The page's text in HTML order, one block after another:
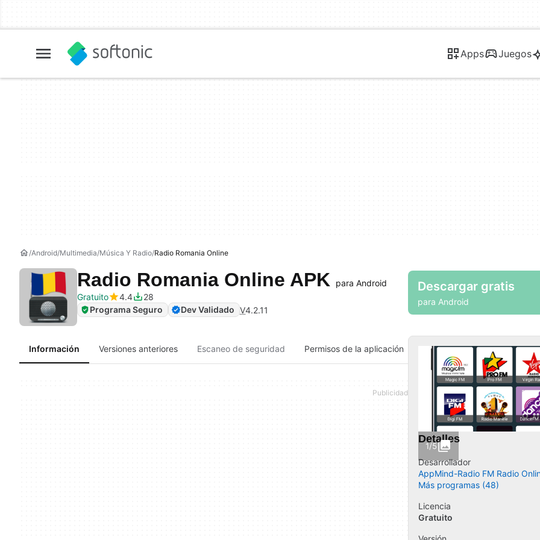
Apps Juegos
Android Multimedia Música Y Radio Radio Romania Online
Radio Romania Online APK
para Android
Gratuito
4.4
28
Programa Seguro
Dev Validado V4.2.11
Descargar gratis
para Android
Información Versiones anteriores Escaneo de seguridad Permisos de la aplicación
1/5
Detalles
Desarrollador
AppMind-Radio FM Radio
Más programas (48)
Licencia
Gratuito